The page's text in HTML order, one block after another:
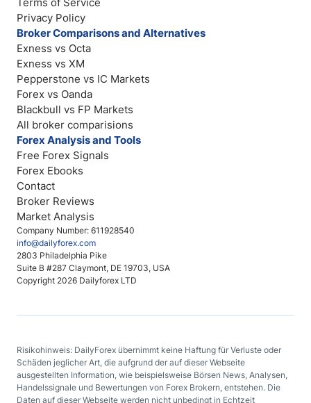
Company Number: 611928540
info@dailyforex.com
2803 Philadelphia Pike
Suite B #287 Claymont, DE 19703, USA
Copyright 2026 Dailyforex LTD
Privacy Policy
Broker Comparisons and Alternatives
Exness vs Octa
Exness vs XM
Pepperstone vs IC Markets
Forex vs Oanda
Blackbull vs FP Markets
All broker comparisions
Forex Analysis and Tools
Free Forex Signals
Forex Ebooks
Contact
Broker Reviews
Market Analysis
Risikohinweis: DailyForex übernimmt keine Haftung für Verluste oder
Schäden jeglicher Art, die aufgrund der auf dieser Webseite
ausgestellten Information, wie beispielsweise Börsen News, Analysen,
Handelssignale und Bewertungen von Forex Brokern, entstehen. Die
Daten auf dieser Webseite werden nicht unbedingt in Echtzeit